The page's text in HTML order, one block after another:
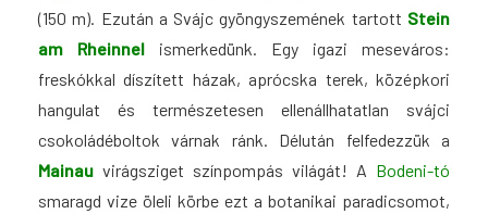
(150 m). Ezután a Svájc gyöngyszemének tartott Stein
am Rheinnel
ismerkedünk. Egy igazi meseváros:
freskókkal díszített házak, aprócska terek, középkori
hangulat és természetesen ellenállhatatlan svájci
csokoládéboltok várnak ránk. Délután felfedezzük a
Mainau virágsziget színpompás világát! A Bodeni-tó
smaragd vize öleli körbe ezt a botanikai paradicsomot,